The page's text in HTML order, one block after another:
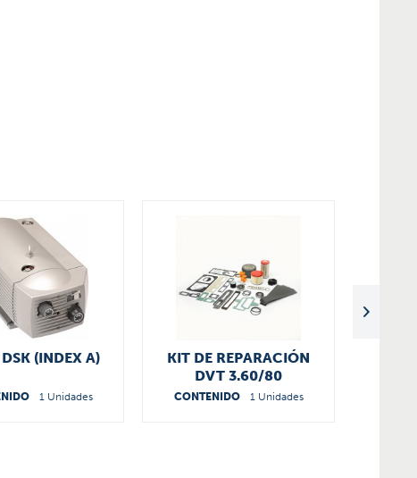
(INDEX A)
1 Unidades
KIT DE REPARACIÓN
DVT 3.60/80
56630044000
CONTENIDO 1 Unidades